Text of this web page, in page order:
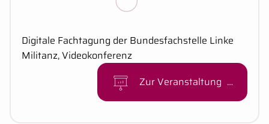
Kurzbeschreibung:
Digitale Fachtagung der Bundesfachstelle Linke
Militanz, Videokonferenz
Zur Veranstaltung